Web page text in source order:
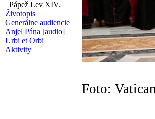
Pápež Lev XIV.
Životopis
Generálne audiencie
Anjel Pána [audio]
Urbi et Orbi
Aktivity
Foto: